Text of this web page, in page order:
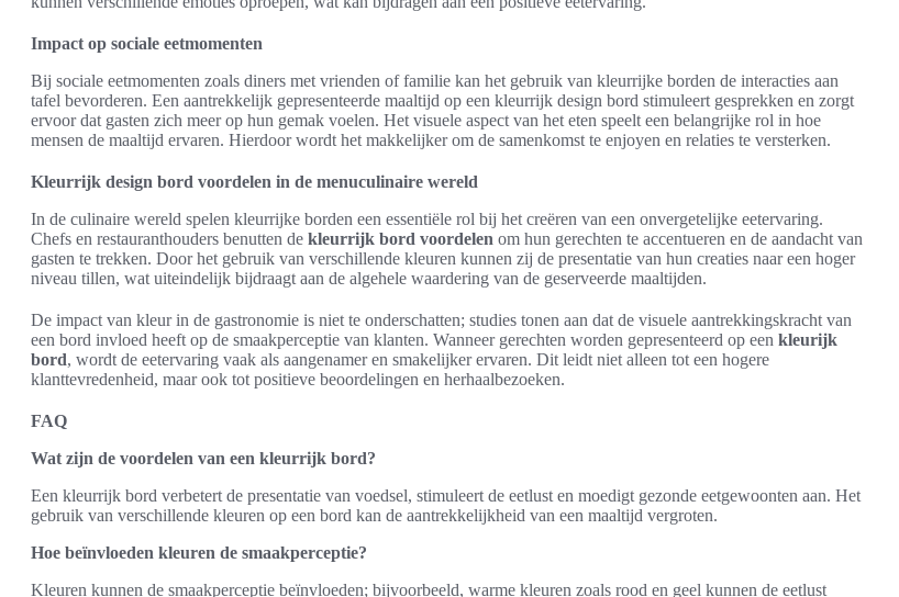
Impact op sociale eetmomenten
Bij sociale eetmomenten zoals diners met vrienden of familie kan het gebruik van kleurrijke borden de interacties aan
tafel bevorderen. Een aantrekkelijk gepresenteerde maaltijd op een kleurrijk design bord stimuleert gesprekken en zorgt
ervoor dat gasten zich meer op hun gemak voelen. Het visuele aspect van het eten speelt een belangrijke rol in hoe
mensen de maaltijd ervaren. Hierdoor wordt het makkelijker om de samenkomst te enjoyen en relaties te versterken.
Kleurrijk design bord voordelen in de menuculinaire wereld
In de culinaire wereld spelen kleurrijke borden een essentiële rol bij het creëren van een onvergetelijke eetervaring.
Chefs en restauranthouders benutten de kleurrijk bord voordelen om hun gerechten te accentueren en de aandacht van
gasten te trekken. Door het gebruik van verschillende kleuren kunnen zij de presentatie van hun creaties naar een hoger
niveau tillen, wat uiteindelijk bijdraagt aan de algehele waardering van de geserveerde maaltijden.
De impact van kleur in de gastronomie is niet te onderschatten; studies tonen aan dat de visuele aantrekkingskracht van
een bord invloed heeft op de smaakperceptie van klanten. Wanneer gerechten worden gepresenteerd op een kleurijk
bord, wordt de eetervaring vaak als aangenamer en smakelijker ervaren. Dit leidt niet alleen tot een hogere
klanttevredenheid, maar ook tot positieve beoordelingen en herhaalbezoeken.
FAQ
Wat zijn de voordelen van een kleurrijk bord?
Een kleurrijk bord verbetert de presentatie van voedsel, stimuleert de eetlust en moedigt gezonde eetgewoonten aan. Het
gebruik van verschillende kleuren op een bord kan de aantrekkelijkheid van een maaltijd vergroten.
Hoe beïnvloeden kleuren de smaakperceptie?
Kleuren kunnen de smaakperceptie beïnvloeden; bijvoorbeeld, warme kleuren zoals rood en geel kunnen de eetlust